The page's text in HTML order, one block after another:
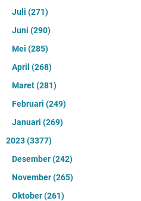
Juli (271)
Juni (290)
Mei (285)
April (268)
Maret(281)
Februari (249)
Januari (269)
2023(3377)
Desember(242)
November(265)
Oktober(261)